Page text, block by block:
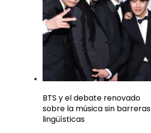
BTS y el debate renovado
sobre la música sin barreras
lingüísticas